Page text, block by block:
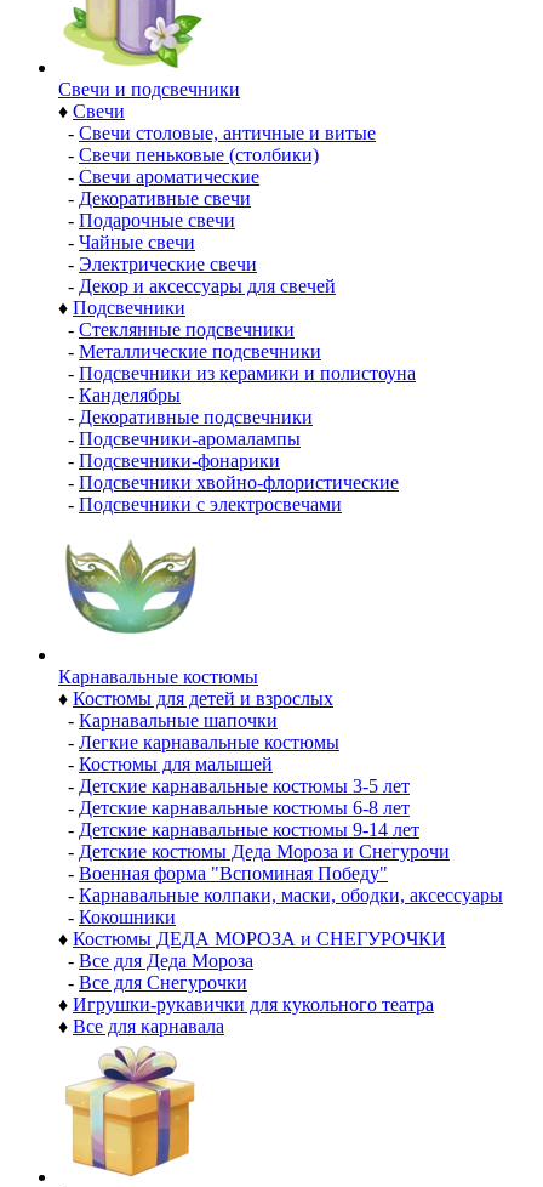
Свечи и подсвечники
♦ Свечи
- Свечи столовые, античные и витые
- Свечи пеньковые (столбики)
- Свечи ароматические
- Декоративные свечи
- Подарочные свечи
- Чайные свечи
- Электрические свечи
- Декор и аксессуары для свечей
♦ Подсвечники
- Стеклянные подсвечники
- Металлические подсвечники
- Подсвечники из керамики и полистоуна
- Канделябры
- Декоративные подсвечники
- Подсвечники-аромалампы
- Подсвечники-фонарики
- Подсвечники хвойно-флористические
- Подсвечники с электросвечами
Карнавальные костюмы
♦ Костюмы для детей и взрослых
- Карнавальные шапочки
- Легкие карнавальные костюмы
- Костюмы для малышей
- Детские карнавальные костюмы 3-5 лет
- Детские карнавальные костюмы 6-8 лет
- Детские карнавальные костюмы 9-14 лет
- Детские костюмы Деда Мороза и Снегурочи
- Военная форма "Вспоминая Победу"
- Карнавальные колпаки, маски, ободки, аксессуары
- Кокошники
♦ Костюмы ДЕДА МОРОЗА и СНЕГУРОЧКИ
- Все для Деда Мороза
- Все для Снегурочки
♦ Игрушки-рукавички для кукольного театра
♦ Все для карнавала